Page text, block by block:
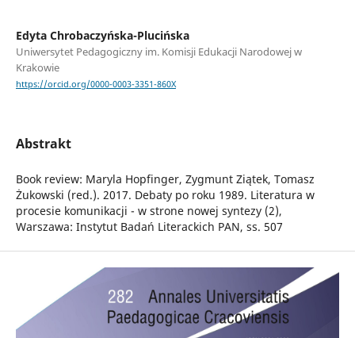
Edyta Chrobaczyńska-Plucińska
Uniwersytet Pedagogiczny im. Komisji Edukacji Narodowej w
Krakowie
https://orcid.org/0000-0003-3351-860X
Abstrakt
Book review: Maryla Hopfinger, Zygmunt Ziątek, Tomasz
Żukowski (red.). 2017. Debaty po roku 1989. Literatura w
procesie komunikacji - w strone nowej syntezy (2),
Warszawa: Instytut Badań Literackich PAN, ss. 507